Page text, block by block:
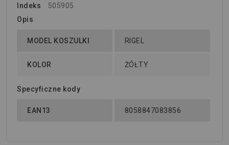
Indeks
505905
Opis
MODEL KOSZULKI RIGEL
KOLOR ŻÓŁTY
Specyficzne kody
EAN13 8058847083856